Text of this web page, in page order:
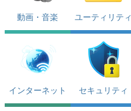
動画・音楽 ユーティリティ
インターネット セキュリティ